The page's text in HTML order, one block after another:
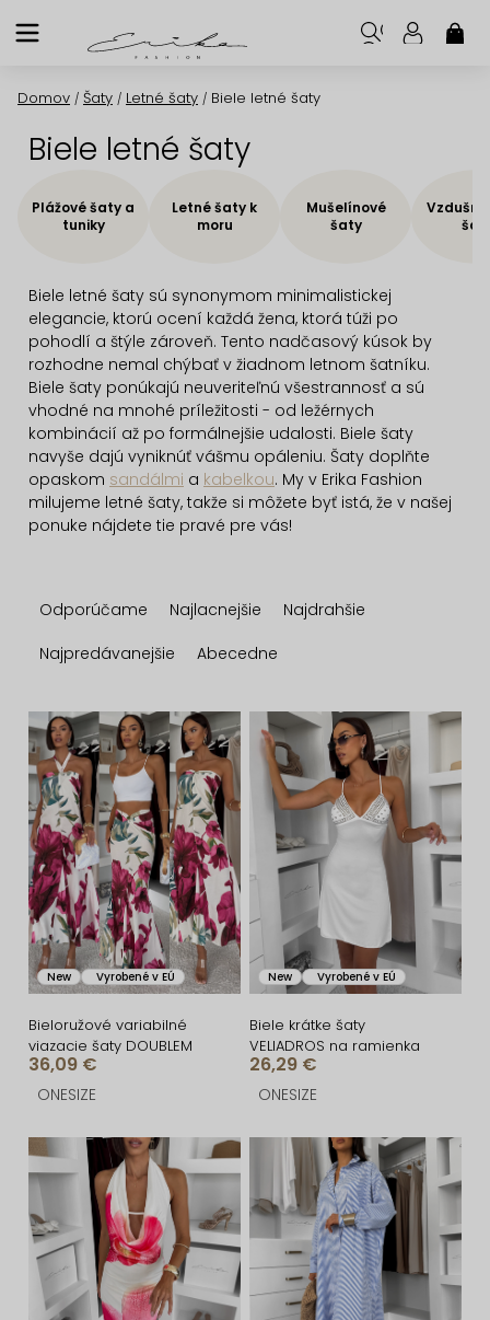
na
Domov / Šaty / Letné šaty / Biele letné šaty
Biele letné šaty
Biele letné šaty sú synonymom minimalistickej
elegancie, ktorú ocení každá žena, ktorá túži po
pohodlí a štýle zároveň. Tento nadčasový kúsok by
rozhodne nemal chýbať v žiadnom letnom šatníku.
Biele šaty ponúkajú neuveriteľnú všestrannosť a sú
vhodné na mnohé príležitosti - od ležérnych
kombinácií až po formálnejšie udalosti. Biele šaty
navyše dajú vyniknúť vášmu opáleniu. Šaty doplňte
opaskom sandálmi a kabelkou. My v Erika Fashion
milujeme letné šaty, takže si môžete byť istá, že v našej
ponuke nájdete tie pravé pre vás!
Plážové šaty a
tuniky
Letné šaty k
moru
Mušelínové
šaty
a
d
n
i
e
p
r
o
d
u
k
t
o
v
Odporúčame Najlacnejšie
Najdrahšie
Najpredávanejšie
Abecedne
V
ý
p
i
s
p
r
o
d
u
k
o
v
New Vyrobené v EÚ
Bieloružové variabilné
viazacie šaty DOUBLEM
36,09 €
ONESIZE
New Vyrobené v EÚ
Biele krátke šaty
VELIADROS na ramienka
26,29 €
ONESIZE